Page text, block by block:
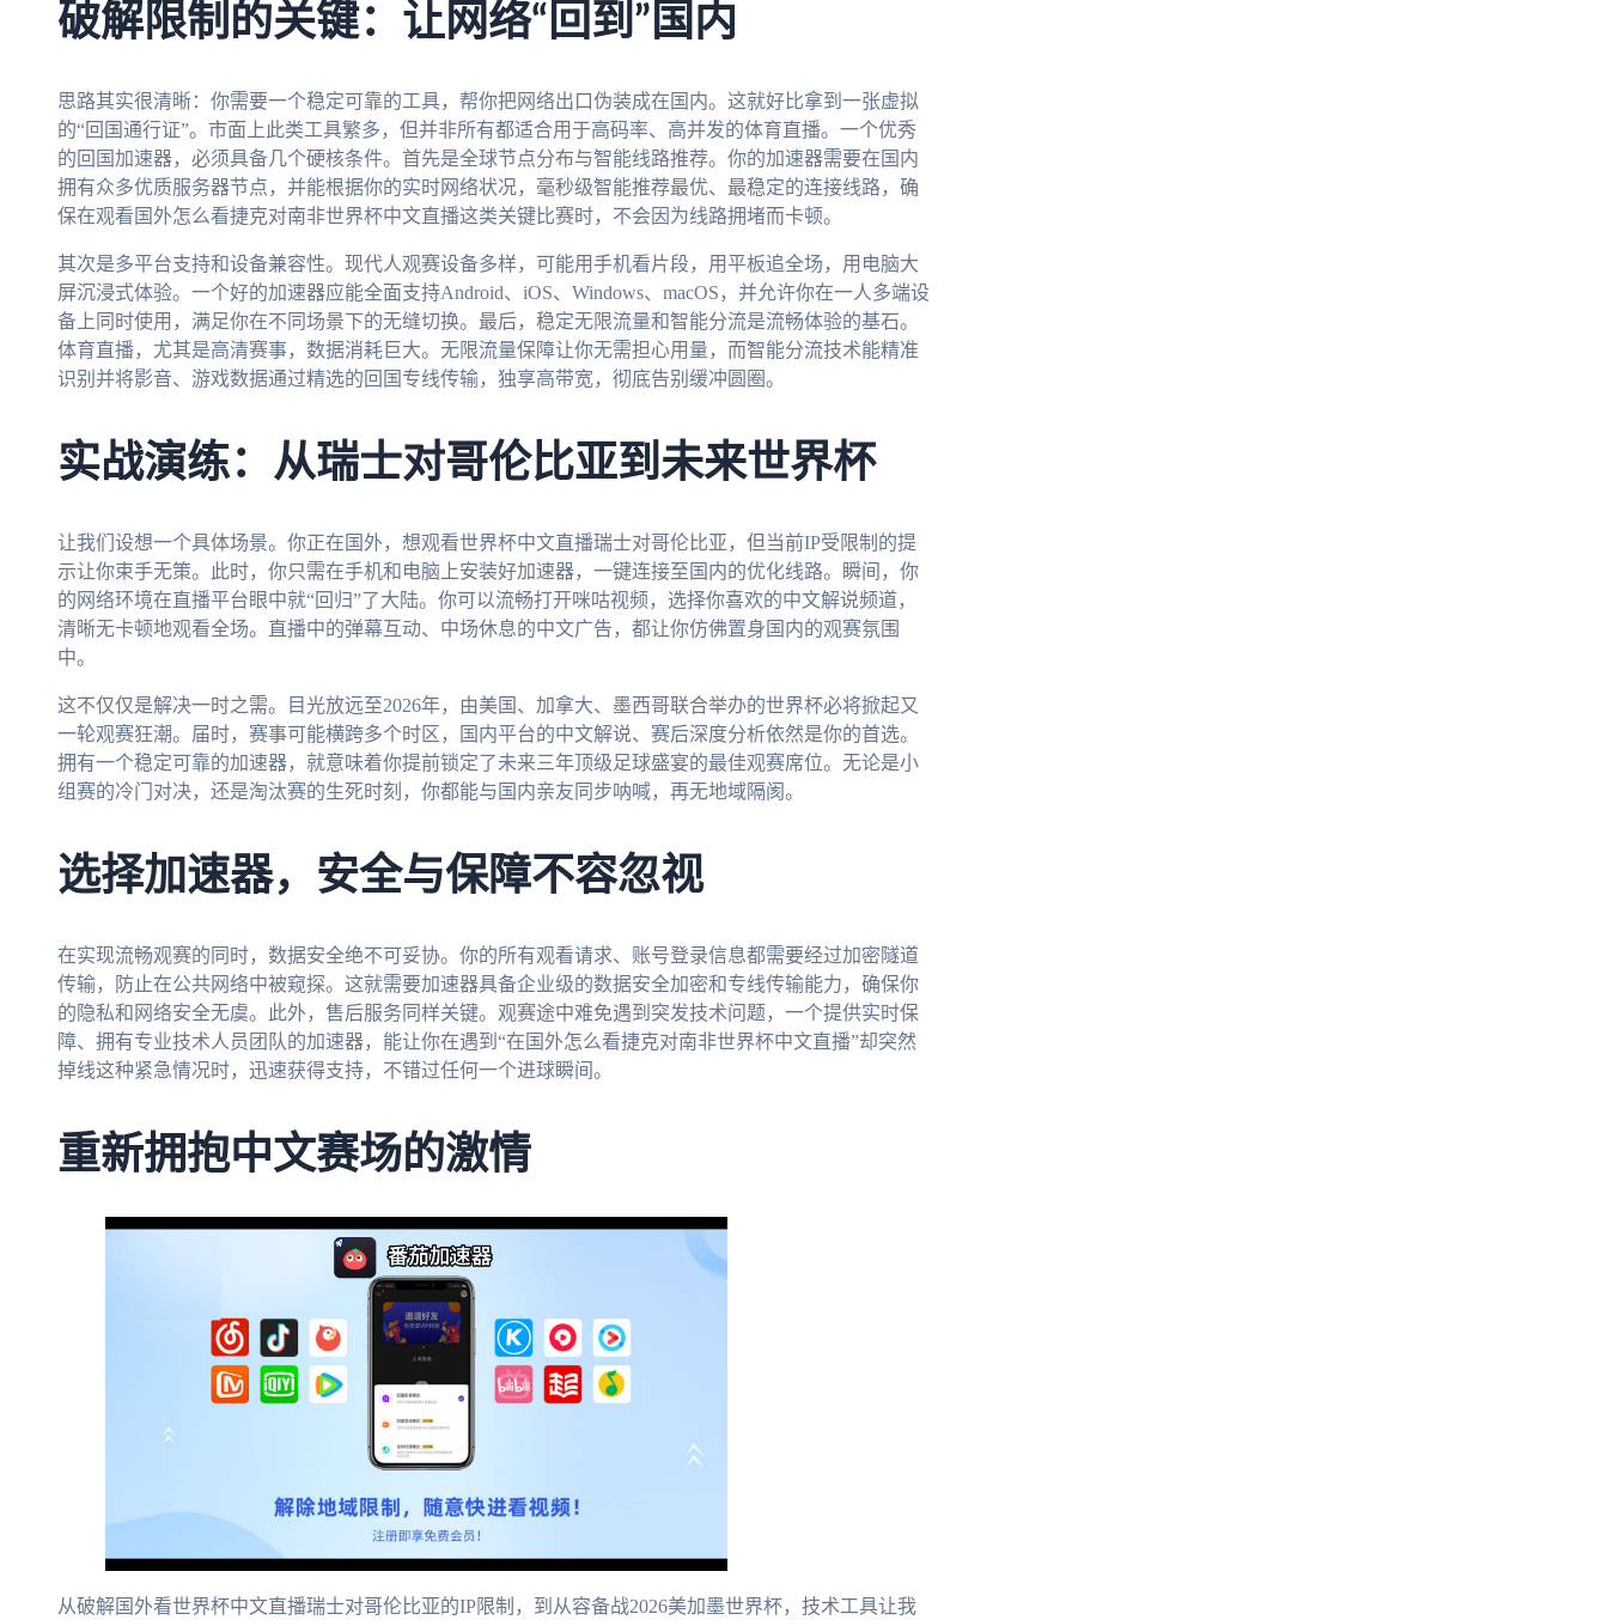
破解限制的关键：让网络“回到”国内
思路其实很清晰：你需要一个稳定可靠的工具，帮你把网络出口伪装成在国内。这就好比拿到一张虚拟
的“回国通行证”。市面上此类工具繁多，但并非所有都适合用于高码率、高并发的体育直播。一个优秀
的回国加速器，必须具备几个硬核条件。首先是全球节点分布与智能线路推荐。你的加速器需要在国内
拥有众多优质服务器节点，并能根据你的实时网络状况，毫秒级智能推荐最优、最稳定的连接线路，确
保在观看国外怎么看捷克对南非世界杯中文直播这类关键比赛时，不会因为线路拥堵而卡顿。
其次是多平台支持和设备兼容性。现代人观赛设备多样，可能用手机看片段，用平板追全场，用电脑大
屏沉浸式体验。一个好的加速器应能全面支持Android、iOS、Windows、macOS，并允许你在一人多端设
备上同时使用，满足你在不同场景下的无缝切换。最后，稳定无限流量和智能分流是流畅体验的基石。
体育直播，尤其是高清赛事，数据消耗巨大。无限流量保障让你无需担心用量，而智能分流技术能精准
识别并将影音、游戏数据通过精选的回国专线传输，独享高带宽，彻底告别缓冲圆圈。
实战演练：从瑞士对哥伦比亚到未来世界杯
让我们设想一个具体场景。你正在国外，想观看世界杯中文直播瑞士对哥伦比亚，但当前IP受限制的提
示让你束手无策。此时，你只需在手机和电脑上安装好加速器，一键连接至国内的优化线路。瞬间，你
的网络环境在直播平台眼中就“回归”了大陆。你可以流畅打开咪咕视频，选择你喜欢的中文解说频道，
清晰无卡顿地观看全场。直播中的弹幕互动、中场休息的中文广告，都让你仿佛置身国内的观赛氛围
中。
这不仅仅是解决一时之需。目光放远至2026年，由美国、加拿大、墨西哥联合举办的世界杯必将掀起又
一轮观赛狂潮。届时，赛事可能横跨多个时区，国内平台的中文解说、赛后深度分析依然是你的首选。
拥有一个稳定可靠的加速器，就意味着你提前锁定了未来三年顶级足球盛宴的最佳观赛席位。无论是小
组赛的冷门对决，还是淘汰赛的生死时刻，你都能与国内亲友同步呐喊，再无地域隔阂。
选择加速器，安全与保障不容忽视
在实现流畅观赛的同时，数据安全绝不可妥协。你的所有观看请求、账号登录信息都需要经过加密隧道
传输，防止在公共网络中被窥探。这就需要加速器具备企业级的数据安全加密和专线传输能力，确保你
的隐私和网络安全无虞。此外，售后服务同样关键。观赛途中难免遇到突发技术问题，一个提供实时保
障、拥有专业技术人员团队的加速器，能让你在遇到“在国外怎么看捷克对南非世界杯中文直播”却突然
掉线这种紧急情况时，迅速获得支持，不错过任何一个进球瞬间。
重新拥抱中文赛场的激情
从破解国外看世界杯中文直播瑞士对哥伦比亚的IP限制，到从容备战2026美加墨世界杯，技术工具让我